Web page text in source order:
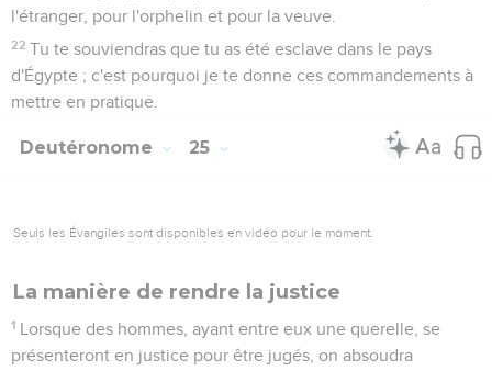
l'étranger, pour l'orphelin et pour la veuve.
22 Tu te souviendras que tu as été esclave dans le pays
d'Égypte ; c'est pourquoi je te donne ces commandements à
mettre en pratique.
Deutéronome 25
Seuls les Évangiles sont disponibles en vidéo pour le moment.
La manière de rendre la justice
1 Lorsque des hommes, ayant entre eux une querelle, se
présenteront en justice pour être jugés, on absoudra